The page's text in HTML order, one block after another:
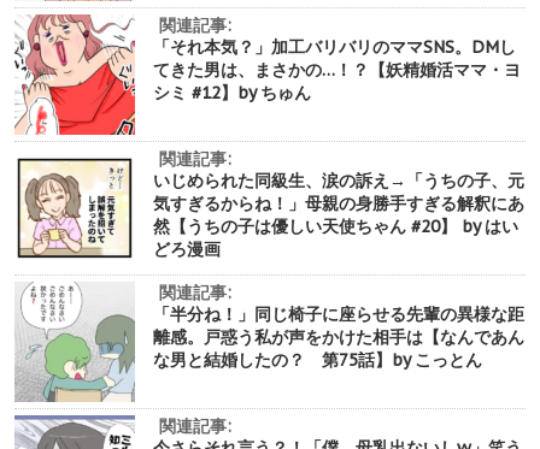
関連記事:
「それ本気？」加工バリバリのママSNS。DMし
てきた男は、まさかの…！？【妖精婚活ママ・ヨ
シミ #12】by ちゅん
関連記事:
いじめられた同級生、涙の訴え→「うちの子、元
気すぎるからね！」母親の身勝手すぎる解釈にあ
然【うちの子は優しい天使ちゃん #20】 by はい
どろ漫画
関連記事:
「半分ね！」同じ椅子に座らせる先輩の異様な距
離感。戸惑う私が声をかけた相手は【なんであん
な男と結婚したの？ 第75話】by こっとん
関連記事: